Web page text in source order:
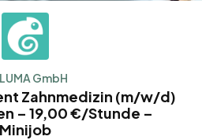
GmbH
Zahnmedizin (m/w/d)
– 19,00 €/Stunde –
Minijob